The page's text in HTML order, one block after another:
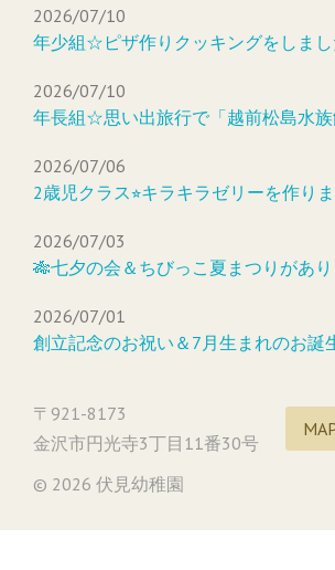
2026/07/10
年少組☆ピザ作りクッキングをしまし
2026/07/10
年長組☆思い出旅行で「越前松島水
2026/07/06
2歳児クラス⭐︎キラキラゼリーを作り
2026/07/03
🎋七夕の会＆ちびっこ夏まつりがあ
2026/07/01
創立記念のお祝い＆7月生まれのお誕
〒921-8173
金沢市円光寺3丁目11番30号
© 2026 伏見幼稚園